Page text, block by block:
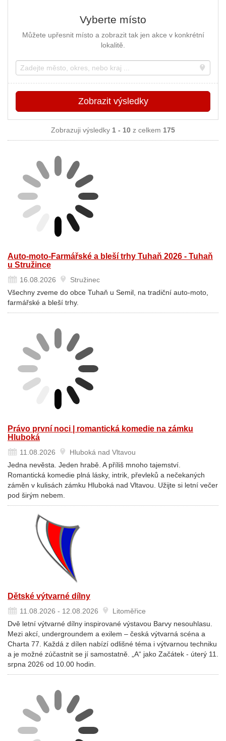
Vyberte místo
Můžete upřesnit místo a zobrazit tak jen akce v konkrétní
lokalitě.
Místo
Zobrazit výsledky
Zobrazuji výsledky 1 - 10 z celkem 175
Auto-moto-Farmářské a bleší trhy Tuhaň 2026 - Tuhaň
u Stružince
16.08.2026
Stružinec
Všechny zveme do obce Tuhaň u Semil, na tradiční auto-moto,
farmářské a bleší trhy.
Právo první noci | romantická komedie na zámku
Hluboká
11.08.2026
Hluboká nad Vltavou
Jedna nevěsta. Jeden hrabě. A příliš mnoho tajemství.
Romantická komedie plná lásky, intrik, převleků a nečekaných
záměn v kulisách zámku Hluboká nad Vltavou. Užijte si letní večer
pod širým nebem.
Dětské výtvarné dílny
11.08.2026 - 12.08.2026
Litoměřice
Dvě letní výtvarné dílny inspirované výstavou Barvy nesouhlasu.
Mezi akcí, undergroundem a exilem – česká výtvarná scéna a
Charta 77. Každá z dílen nabízí odlišné téma i výtvarnou techniku
a je možné zúčastnit se jí samostatně. „A“ jako Začátek - úterý 11.
srpna 2026 od 10.00 hodin.